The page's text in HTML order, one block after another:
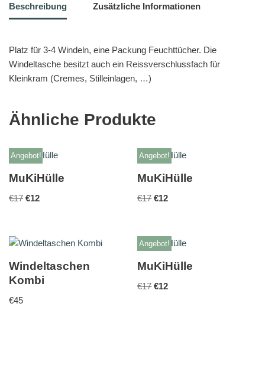
Beschreibung Zusätzliche Informationen
Platz für 3-4 Windeln, eine Packung Feuchttücher. Die
Windeltasche besitzt auch ein Reissverschlussfach für
Kleinkram (Cremes, Stilleinlagen, …)
Ähnliche Produkte
Angebot!
MuKiHülle
€17 €12
Angebot!
MuKiHülle
€17 €12
Windeltaschen
Kombi
€45
Angebot!
MuKiHülle
€17 €12